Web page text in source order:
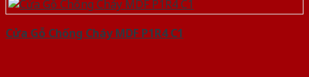
Cửa Gỗ Chống Cháy MDF P1R4 C1